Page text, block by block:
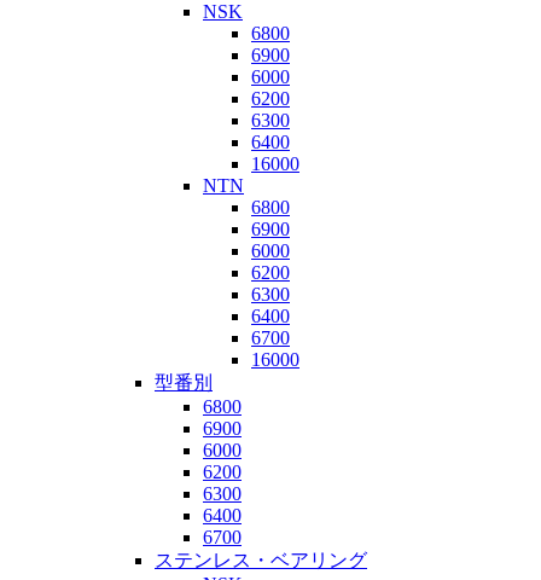
NSK
6800
6900
6000
6200
6300
6400
16000
NTN
6800
6900
6000
6200
6300
6400
6700
16000
型番別
6800
6900
6000
6200
6300
6400
6700
ステンレス・ベアリング